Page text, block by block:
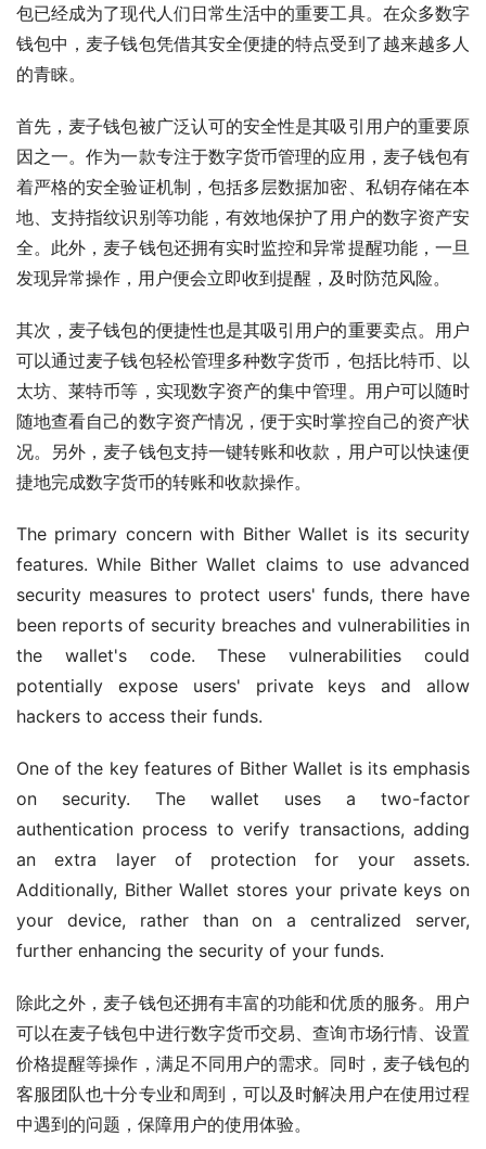
包已经成为了现代人们日常生活中的重要工具。在众多数字
钱包中，麦子钱包凭借其安全便捷的特点受到了越来越多人
的青睐。
首先，麦子钱包被广泛认可的安全性是其吸引用户的重要原
因之一。作为一款专注于数字货币管理的应用，麦子钱包有
着严格的安全验证机制，包括多层数据加密、私钥存储在本
地、支持指纹识别等功能，有效地保护了用户的数字资产安
全。此外，麦子钱包还拥有实时监控和异常提醒功能，一旦
发现异常操作，用户便会立即收到提醒，及时防范风险。
其次，麦子钱包的便捷性也是其吸引用户的重要卖点。用户
可以通过麦子钱包轻松管理多种数字货币，包括比特币、以
太坊、莱特币等，实现数字资产的集中管理。用户可以随时
随地查看自己的数字资产情况，便于实时掌控自己的资产状
况。另外，麦子钱包支持一键转账和收款，用户可以快速便
捷地完成数字货币的转账和收款操作。
The primary concern with Bither Wallet is its security
features. While Bither Wallet claims to use advanced
security measures to protect users' funds, there have
been reports of security breaches and vulnerabilities in
the wallet's code. These vulnerabilities could
potentially expose users' private keys and allow
hackers to access their funds.
One of the key features of Bither Wallet is its emphasis
on security. The wallet uses a two-factor
authentication process to verify transactions, adding
an extra layer of protection for your assets.
Additionally, Bither Wallet stores your private keys on
your device, rather than on a centralized server,
further enhancing the security of your funds.
除此之外，麦子钱包还拥有丰富的功能和优质的服务。用户
可以在麦子钱包中进行数字货币交易、查询市场行情、设置
价格提醒等操作，满足不同用户的需求。同时，麦子钱包的
客服团队也十分专业和周到，可以及时解决用户在使用过程
中遇到的问题，保障用户的使用体验。